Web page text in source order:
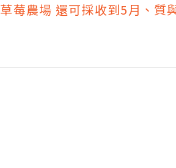
莓農場 還可採收到5月、質